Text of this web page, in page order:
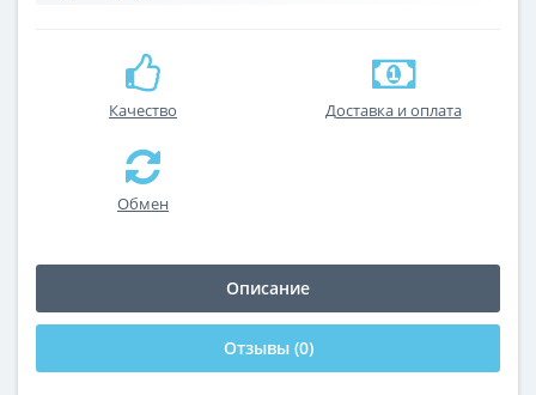
Качество Доставка и оплата
Обмен
Описание
Отзывы (0)